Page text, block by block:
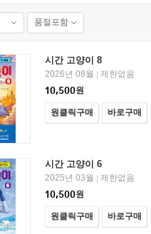
품절포함
시간 고양이 8
2026년 08월
제한없음
10,500원
원클릭구매 바로구매
시간 고양이 6
2025년 03월
제한없음
10,500원
원클릭구매 바로구매